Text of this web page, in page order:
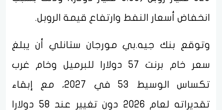
انخفاض أسعار النفط وارتفاع قيمة الروبل.
وتوقع بنك جيه.بي مورجان ستانلي أن يبلغ
سعر خام برنت 57 دولارا للبرميل وخام غرب
تكساس الوسيط 53 في 2027، مع إبقاء
تقديراته لعام 2026 دون تغيير عند 58 دولارا